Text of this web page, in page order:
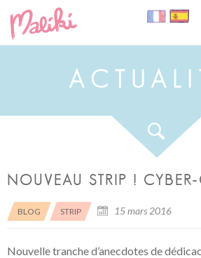
A C U A L
NOUVEAU STRIP ! CYBER-
BLOG STRIP 15 mars 2016
Nouvelletranche d’anecdotes de